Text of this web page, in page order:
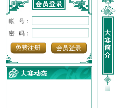
帐 号：
密 码：